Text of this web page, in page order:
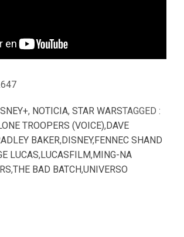
, NOTICIA, STAR WARSTAGGED :
TROOPERS (VOICE),DAVE
BAKER,DISNEY,FENNEC SHAND
LUCAS,LUCASFILM,MING-NA
,THE BAD BATCH,UNIVERSO